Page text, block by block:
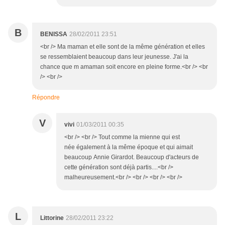
B BENISSA 28/02/2011 23:51
<br /> Ma maman et elle sont de la même génération et elles
se ressemblaient beaucoup dans leur jeunesse. J'ai la
chance que m amaman soit encore en pleine forme.<br /> <br
/> <br />
Répondre
V vivi 01/03/2011 00:35
<br /> <br /> Tout comme la mienne qui est
née également à la même époque et qui aimait
beaucoup Annie Girardot. Beaucoup d'acteurs de
cette génération sont déjà partis....<br />
malheureusement.<br /> <br /> <br /> <br />
L Littorine 28/02/2011 23:22